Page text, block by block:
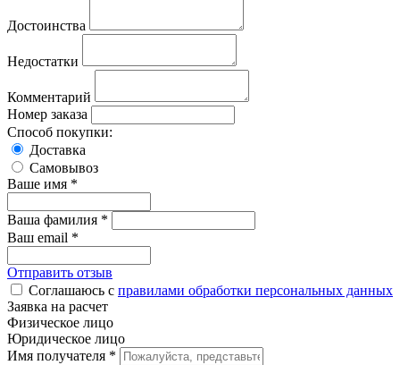
Достоинства
Недостатки
Комментарий
Номер заказа
Способ покупки:
Доставка
Самовывоз
Ваше имя *
Ваша фамилия *
Ваш email *
Отправить отзыв
Соглашаюсь с правилами обработки персональных данных
Заявка на расчет
Физическое лицо
Юридическое лицо
Имя получателя *